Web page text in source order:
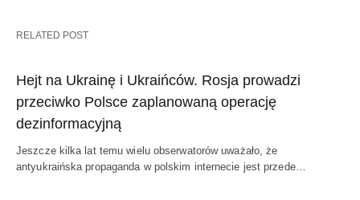
RELATED POST
Hejt na Ukrainę i Ukraińców. Rosja prowadzi
przeciwko Polsce zaplanowaną operację
dezinformacyjną
Jeszcze kilka lat temu wielu obserwatorów uważało, że
antyukraińska propaganda w polskim internecie jest przede…